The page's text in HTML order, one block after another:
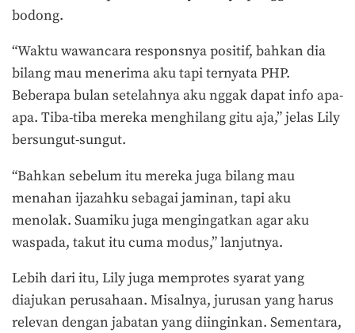
bodong.
“Waktu wawancara responsnya positif, bahkan dia
bilang mau menerima aku tapi ternyata PHP.
Beberapa bulan setelahnya aku nggak dapat info apa-
apa. Tiba-tiba mereka menghilang gitu aja,” jelas Lily
bersungut-sungut.
“Bahkan sebelum itu mereka juga bilang mau
menahan ijazahku sebagai jaminan, tapi aku
menolak. Suamiku juga mengingatkan agar aku
waspada, takut itu cuma modus,” lanjutnya.
Lebih dari itu, Lily juga memprotes syarat yang
diajukan perusahaan. Misalnya, jurusan yang harus
relevan dengan jabatan yang diinginkan. Sementara,